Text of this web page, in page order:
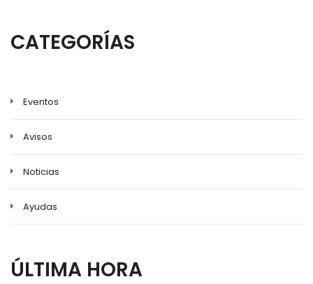
la
navegación
CATEGORÍAS
Eventos
Avisos
Noticias
Ayudas
ÚLTIMA HORA